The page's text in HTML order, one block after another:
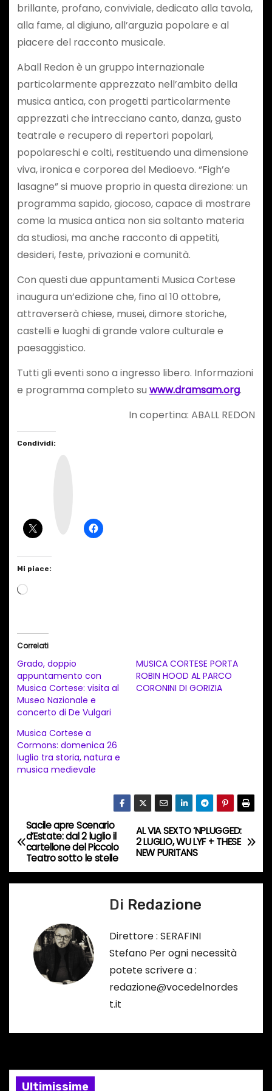
brillante, profano, conviviale, dedicato alla tavola,
alla fame, al digiuno, all’arguzia popolare e al
piacere del racconto musicale.
Aball Redon è un gruppo internazionale
particolarmente apprezzato nell’ambito della
musica antica, con progetti particolarmente
apprezzati che intrecciano canto, danza, gusto
teatrale e recupero di repertori popolari,
popolareschi e colti, restituendo una dimensione
viva, ironica e corporea del Medioevo. “Figh’e
lasagne” si muove proprio in questa direzione: un
programma sapido, giocoso, capace di mostrare
come la musica antica non sia soltanto materia
da studiosi, ma anche racconto di appetiti,
desideri, feste, privazioni e comunità.
Con questi due appuntamenti Musica Cortese
inaugura un’edizione che, fino al 10 ottobre,
attraverserà chiese, musei, dimore storiche,
castelli e luoghi di grande valore culturale e
paesaggistico.
Tutti gli eventi sono a ingresso libero. Informazioni
e programma completo su www.dramsam.org.
In copertina: ABALL REDON
Condividi:
Mi piace:
C
a
m
e
t
o
i
o
r
s
Correlati
Grado, doppio
appuntamento con
Musica Cortese: visita al
Museo Nazionale e
concerto di De Vulgari
MUSICA CORTESE PORTA
ROBIN HOOD AL PARCO
CORONINI DI GORIZIA
Musica Cortese a
Cormons: domenica 26
luglio tra storia, natura e
musica medievale
N
a
v
o
AL VIA SEXTO ‘NPLUGGED:
2 LUGLIO, WU LYF + THESE
NEW PURITANS
Sacile apre Scenario
d’Estate: dal 2 luglio il
cartellone del Piccolo
Teatro sotto le stelle
Di Redazione
Direttore : SERAFINI
Stefano Per ogni necessità
potete scrivere a :
redazione@vocedelnordes
t.it
Ultimissime